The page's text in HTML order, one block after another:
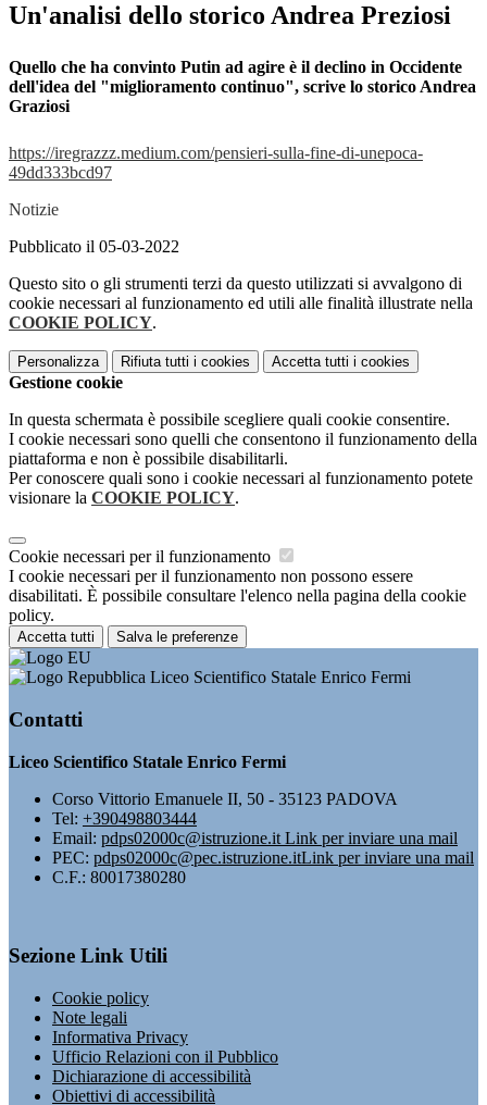
Un'analisi dello storico Andrea Preziosi
Quello che ha convinto Putin ad agire è il declino in Occidente
dell'idea del "miglioramento continuo", scrive lo storico Andrea
Graziosi
https://iregrazzz.medium.com/pensieri-sulla-fine-di-unepoca-
49dd333bcd97
Notizie
Pubblicato il 05-03-2022
Questo sito o gli strumenti terzi da questo utilizzati si avvalgono di
cookie necessari al funzionamento ed utili alle finalità illustrate nella
COOKIE POLICY.
Personalizza Rifiuta tutti i cookies Accetta tutti i cookies
Gestione cookie
In questa schermata è possibile scegliere quali cookie consentire.
I cookie necessari sono quelli che consentono il funzionamento della
piattaforma e non è possibile disabilitarli.
Per conoscere quali sono i cookie necessari al funzionamento potete
visionare la COOKIE POLICY.
Cookie necessari per il funzionamento
I cookie necessari per il funzionamento non possono essere
disabilitati. È possibile consultare l'elenco nella pagina della cookie
policy.
Accetta tutti Salva le preferenze
Liceo Scientifico Statale Enrico Fermi
Contatti
Liceo Scientifico Statale Enrico Fermi
Corso Vittorio Emanuele II, 50 - 35123 PADOVA
Tel: +390498803444
Email: pdps02000c@istruzione.it Link per inviare una mail
PEC: pdps02000c@pec.istruzione.itLink per inviare una mail
C.F.: 80017380280
Sezione Link Utili
Cookie policy
Note legali
Informativa Privacy
Ufficio Relazioni con il Pubblico
Dichiarazione di accessibilità
Obiettivi di accessibilità